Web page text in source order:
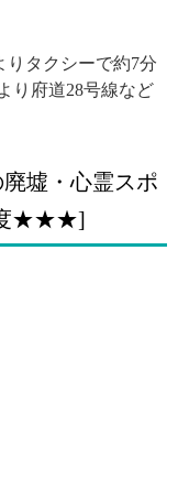
りタクシーで約7分
り府道28号線など
墟・心霊スポ
度★★★]